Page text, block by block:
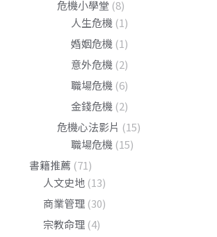
危機小學堂 (8)
人生危機 (1)
婚姻危機 (1)
意外危機 (2)
職場危機 (6)
金錢危機 (2)
危機心法影片 (15)
職場危機 (15)
書籍推薦 (71)
人文史地 (13)
商業管理 (30)
宗教命理 (4)